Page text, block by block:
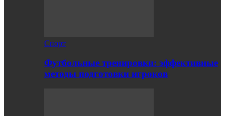
Спорт
Футбольные тренировки: эффективные
методы подготовки игроков